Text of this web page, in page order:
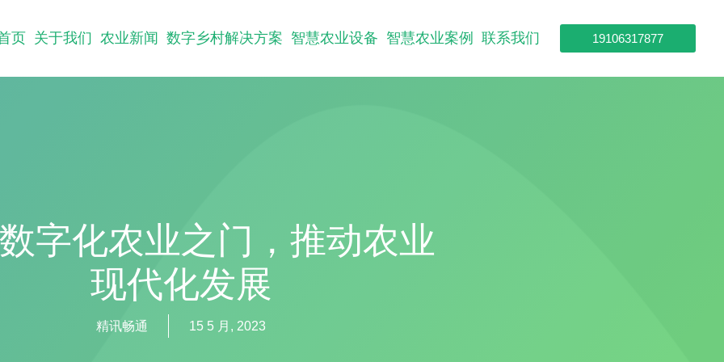
页 关于我们 农业新闻 数字乡村解决方案 智慧农业设备 智慧农业案例 联系我们 19106317877
字化农业之门，推动农业
现代化发展
精讯畅通 15 5 月, 2023